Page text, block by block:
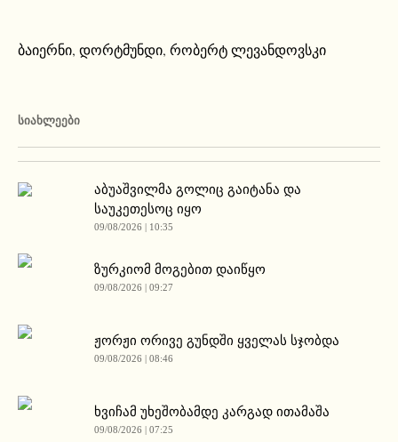
ბაიერნი, დორტმუნდი, რობერტ ლევანდოვსკი
ᲡᲘᲐᲮᲚᲔᲔᲑᲘ
აბუაშვილმა გოლიც გაიტანა და
საუკეთესოც იყო
09/08/2026 | 10:35
ზურკიომ მოგებით დაიწყო
09/08/2026 | 09:27
ჟორჟი ორივე გუნდში ყველას სჯობდა
09/08/2026 | 08:46
ხვიჩამ უხეშობამდე კარგად ითამაშა
09/08/2026 | 07:25